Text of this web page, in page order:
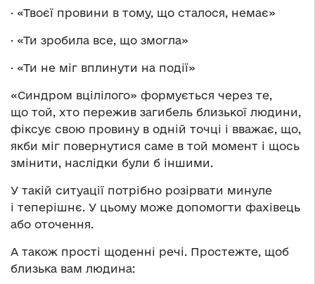
· «Твоєї провини в тому, що сталося, немає»
· «Ти зробила все, що змогла»
· «Ти не міг вплинути на події»
«Синдром вцілілого» формується через те,
що той, хто пережив загибель близької людини,
фіксує свою провину в одній точці і вважає, що,
якби міг повернутися саме в той момент і щось
змінити, наслідки були б іншими.
У такій ситуації потрібно розірвати минуле
і теперішнє. У цьому може допомогти фахівець
або оточення.
А також прості щоденні речі. Простежте, щоб
близька вам людина: